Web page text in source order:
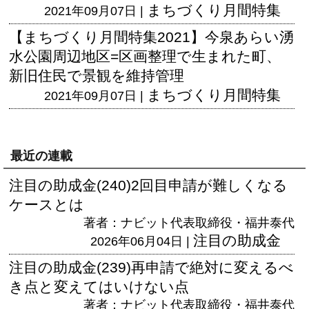
2021年09月07日 | まちづくり月間特集
【まちづくり月間特集2021】今泉あらい湧
水公園周辺地区=区画整理で生まれた町、
新旧住民で景観を維持管理
2021年09月07日 | まちづくり月間特集
最近の連載
注目の助成金(240)2回目申請が難しくなる
ケースとは
著者：ナビット代表取締役・福井泰代
2026年06月04日 | 注目の助成金
注目の助成金(239)再申請で絶対に変えるべ
き点と変えてはいけない点
著者：ナビット代表取締役・福井泰代